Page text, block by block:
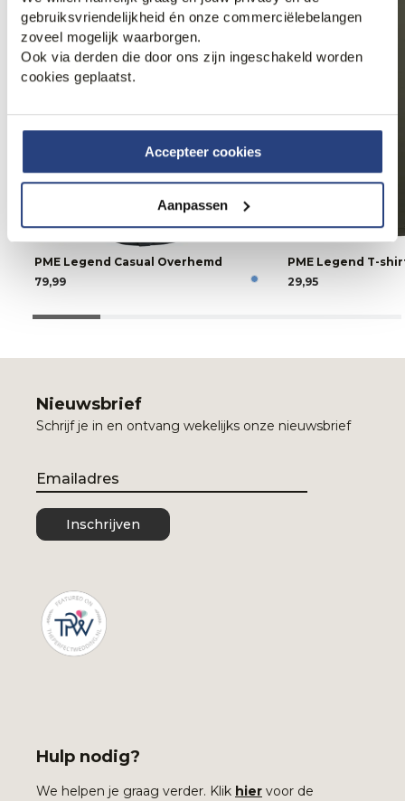
gebruiksvriendelijkheid én onze commerciëlebelangen
zoveel mogelijk waarborgen.
Ook via derden die door ons zijn ingeschakeld worden
cookies geplaatst.
Accepteer cookies
Aanpassen
PME Legend Casual Overhemd
79,99
PME Legend T-
29,95
Nieuwsbrief
Schrijf je in en ontvang wekelijks onze nieuwsbrief
Email
Inschrijven
Hulp nodig?
We helpen je graag verder. Klik hier voor de